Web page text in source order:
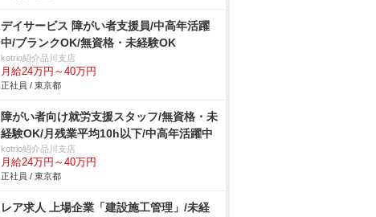
デイサービス 障がい者支援員/中高年活躍
中/ブランクOK/無資格・未経験OK
kotrio紹介品川支店
月給24万円～40万円
正社員 / 東京都
障がい者向け就労支援スタッフ/無資格・未
経験OK/月残業平均10h以下/中高年活躍中
kotrio紹介品川支店
月給24万円～40万円
正社員 / 東京都
レア求人 上場企業「建設施工管理」/未経